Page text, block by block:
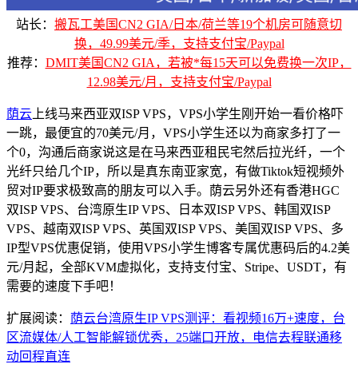
站长： 搬瓦工美国CN2 GIA/日本/荷兰等19个机房可随意切
换，49.99美元/季，支持支付宝/Paypal
推荐： DMIT美国CN2 GIA，若被*每15天可以免费换一次IP，
12.98美元/月，支持支付宝/Paypal
荫云 上线马来西亚双ISP VPS，VPS小学生刚开始一看价格吓
一跳，最便宜的70美元/月，VPS小学生还以为商家多打了一
个0，沟通后商家说这是在马来西亚租民宅然后拉光纤，一个
光纤只给几个IP，所以是真东南亚家宽，有做Tiktok短视频外
贸对IP要求极致高的朋友可以入手。荫云另外还有香港HGC
双ISP VPS、台湾原生IP VPS、日本双ISP VPS、韩国双ISP
VPS、越南双ISP VPS、英国双ISP VPS、美国双ISP VPS、多
IP型VPS优惠促销，使用VPS小学生博客专属优惠码后的4.2美
元/月起，全部KVM虚拟化，支持支付宝、Stripe、USDT，有
需要的速度下手吧！
扩展阅读： 荫云台湾原生IP VPS测评：看视频16万+速度，台
区流媒体/人工智能解锁优秀，25端口开放，电信去程联通移
动回程直连